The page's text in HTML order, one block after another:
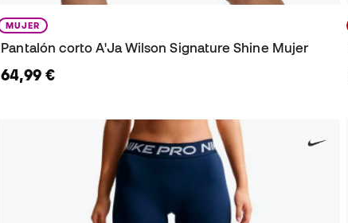
MUJER
Pantalón corto A'Ja Wilson Signature Shine Mujer
64,99 €